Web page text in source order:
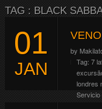
TAG : BLACK
01
JAN
by
Tag: 7
londres
Servicio